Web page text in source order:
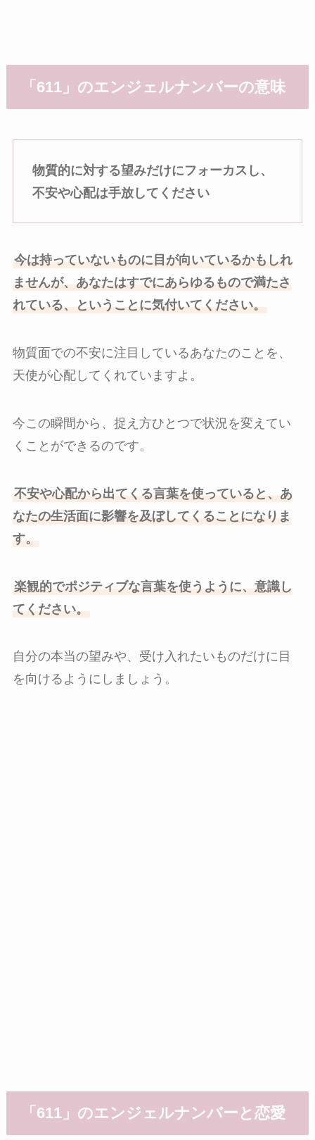
「611」のエンジェルナンバーの意味
物質的に対する望みだけにフォーカスし、
不安や心配は手放してください
今は持っていないものに目が向いているかもしれ
ませんが、あなたはすでにあらゆるもので満たさ
れている、ということに気付いてください。
物質面での不安に注目しているあなたのことを、
天使が心配してくれていますよ。
今この瞬間から、捉え方ひとつで状況を変えてい
くことができるのです。
不安や心配から出てくる言葉を使っていると、あ
なたの生活面に影響を及ぼしてくることになりま
す。
楽観的でポジティブな言葉を使うように、意識し
てください。
自分の本当の望みや、受け入れたいものだけに目
を向けるようにしましょう。
「611」のエンジェルナンバーと恋愛